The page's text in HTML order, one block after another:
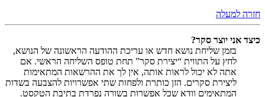
חזרה למעלה
כיצד אני יוצר סקר?
בזמן שליחת נושא חדש או עריכת ההודעה הראשונה של הנושא,
לחץ על התווית “יצירת סקר” תחת טופס השליחה הראשי. אם
אתה לא יכול לראות אותה, אין לך את ההרשאות המתאימות
ליצירת סקרים. הזן כותרת ולפחות שתי אפשרויות להצבעה בשדות
המתאימים וודא שכל אפשרות בשורה נפרדת בתיבת הטקסט.